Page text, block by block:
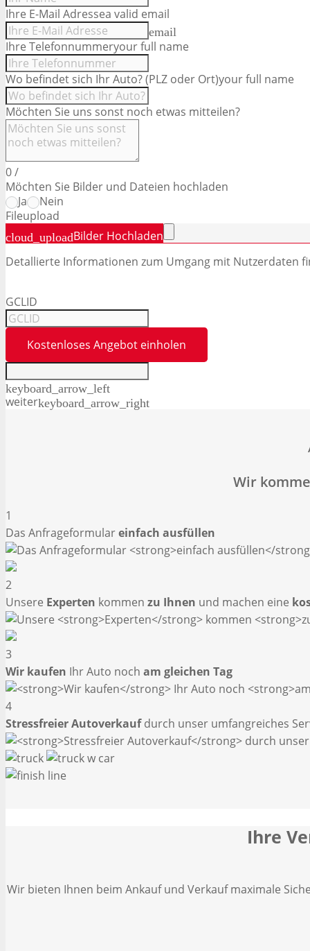
Ihre E-Mail Adressea valid email
email
Ihre Telefonnummeryour full name
Wo befindet sich Ihr Auto? (PLZ oder Ort)your full name
Möchten Sie uns sonst noch etwas mitteilen?
0/
Möchten Sie Bilder und Dateien hochladen
Ja
Nein
Fileupload
cloud_uploadBilder Hochladen
Detallierte Informationen zum Umgang mit Nutzerdaten
GCLID
Kostenloses Angebot einholen
keyboard_arrow_left
weiterkeyboard_arrow_right
Wir
1
Das Anfrageformulareinfach ausfüllen
2
Unsere Experten kommen zu Ihnen und machen eine
3
Wir kaufen Ihr Auto noch am gleichen Tag
4
Stressfreier Autoverkaufdurch unser umfangreiches
Ihre
Wir bieten Ihnen beim Ankauf und Verkauf maximale